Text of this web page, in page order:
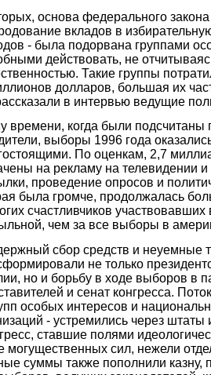
основа федерального
вкладов в
- была подорвана группами
действовать, не
Такие группы
долларов, большая их
в интервью ведущие
времени, когда были подсчитаны
выборы 1996 года
По оценкам, 2,7
на рекламу на телевидении
проведение опросов и
была громче, продолжалась
счастливчиков
чем за все выборы в
сбор средств и неуемные
не только
но и борьбу в ходе выборов в
и сенат конгресса.
особых интересов и
- устремились через
ставшие полями
могущественных сил, нежели
суммы также пополнили казну,